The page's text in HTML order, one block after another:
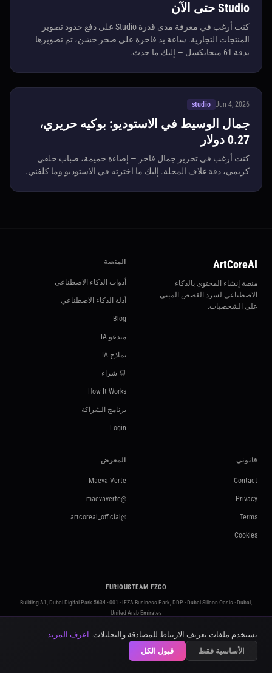
Studio حتى الآن
كنت أرغب في معرفة مدى قدرة Studio على دفع حدود تصوير
المنتجات التجارية. ساعة يد فاخرة على صخر خشن، تم تصويرها
بدقة 61 ميجابكسل — إليك ما حدث.
Jun 4, 2026
studio
جمال الوسيط في الاستوديو: بوكيه حريري،
0.27 دولار
كنت أرغب في تحرير جمال فاخر — إضاءة حميمة، ضباب خلفي
كريمي، دقة غلاف المجلة. إليك ما اخترته في الاستوديو وما كلفني.
ArtCoreAI
منصة إنشاء المحتوى بالذكاء
الاصطناعي لسرد القصص المبني
على الشخصيات.
المنصة
أدوات الذكاء الاصطناعي
أدلة الذكاء الاصطناعي
Blog
مبدعو IA
نماذج IA
🛒 شراء
How It Works
برنامج الشراكة
Login
قانوني
Contact
Privacy
Terms
Cookies
المعرض
Maeva Verte
@maevaverte
@artcoreai_official
FURIOUSTEAM FZCO
Building A1, Dubai Digital Park 5634 - 001 · IFZA Business Park, DDP - Dubai Silicon Oasis · Dubai,
United Arab Emirates
© 2026 FURIOUSTEAM FZCO. All rights reserved. ·
Licensed in the UAE · No. 5634
Powered by Kling AI · Google Gemini · OpenAI · ElevenLabs
نستخدم ملفات تعريف الارتباط للمصادقة والتحليلات. اعرف المزيد
الأساسية فقط
قبول الكل